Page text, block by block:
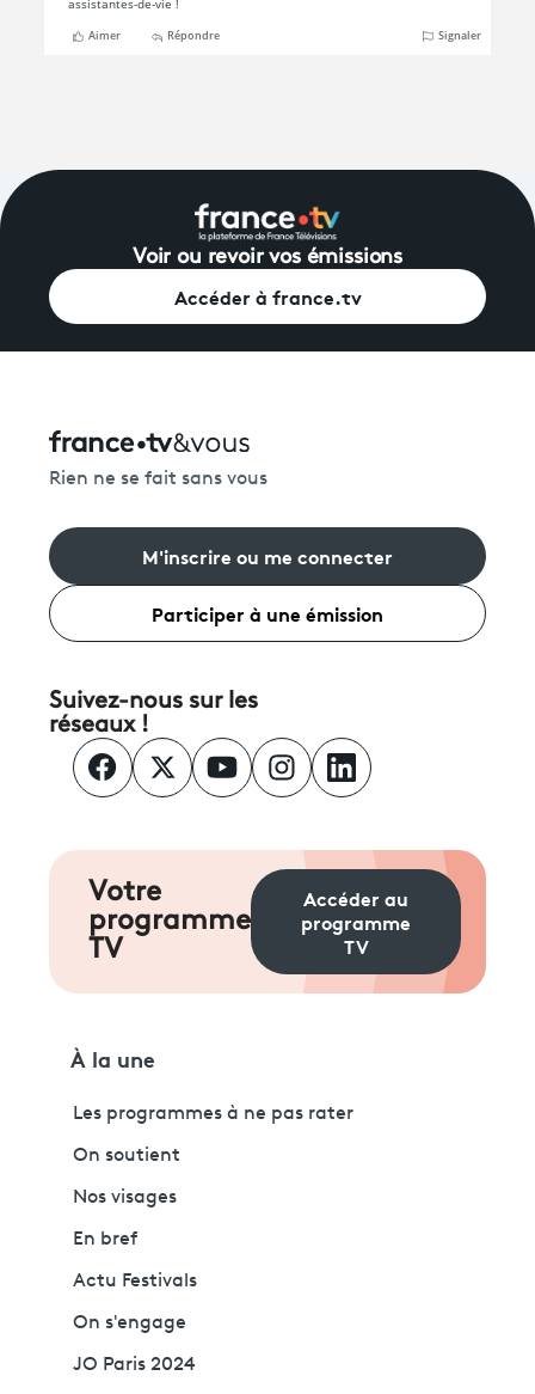
Voir ou revoir vos émissions
Accéder à france.tv
Rien ne se fait sans vous
M'inscrire ou me connecter
Participer à une émission
Suivez-nous sur les
réseaux !
Votre
programme
TV
Accéder au
programme
TV
À la une
Les programmes à ne pas rater
On soutient
Nos visages
En bref
Actu Festivals
On s'engage
JO Paris 2024